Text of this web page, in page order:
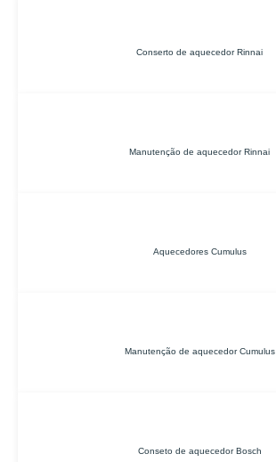
Conserto de aquecedor Rinnai
Manutenção de aquecedor Rinnai
Aquecedores Cumulus
Manutenção de aquecedor Cumulus
Conseto de aquecedor Bosch